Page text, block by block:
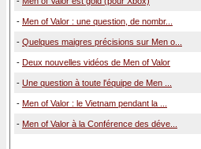
- Men of Valor : une question, de nombr...
- Quelques maigres précisions sur Men o...
- Deux nouvelles vidéos de Men of Valor
- Une question à toute l'équipe de Men ...
- Men of Valor : le Vietnam pendant la ...
- Men of Valor à la Conférence des déve...